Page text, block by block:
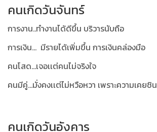
คนเกิดวันจันทร์
การงาน..ทำงานได้ดีขึ้น บริวารนับถือ
การเงิน... มีรายได้เพิ่มขึ้น การเงินคล่องมือ
คนโสด...เจอเเต่คนไม่จริงใจ
คนมีคู่...มั่งคงเเต่ไม่หวือหวา เพราะความเคยชิน
คนเกิดวันอังคาร